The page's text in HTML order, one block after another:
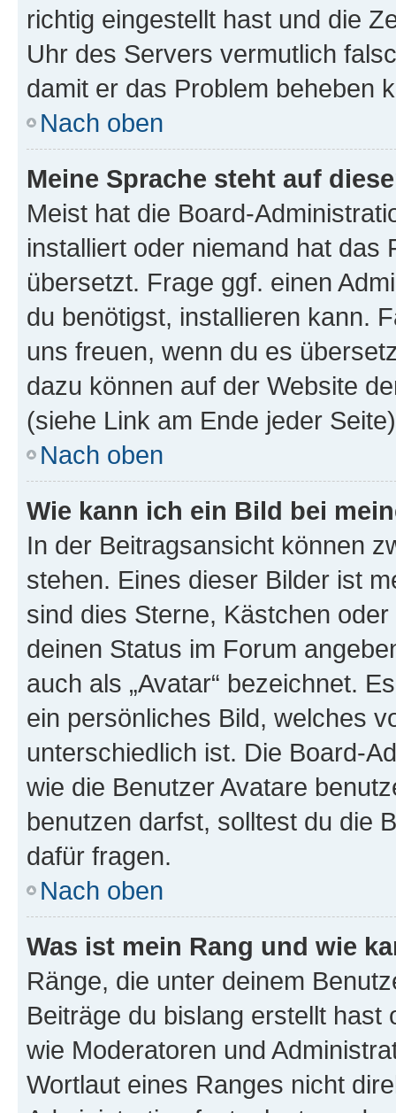
richtig eingestellt hast und die
Uhr des Servers vermutlich
damit er das Problem beheben
Nach oben
Meine Sprache steht auf
Meist hat die Board-
installiert oder niemand hat das
übersetzt. Frage ggf. einen
du benötigst, installieren kann.
uns freuen, wenn du es
dazu können auf der Website
(siehe Link am Ende jeder
Nach oben
Wie kann ich ein Bild bei
In der Beitragsansicht können
stehen. Eines dieser Bilder ist
sind dies Sterne, Kästchen
deinen Status im Forum
auch als „Avatar“ bezeichnet.
ein persönliches Bild, welches
unterschiedlich ist. Die Board-
wie die Benutzer Avatare
benutzen darfst, solltest du die
dafür fragen.
Nach oben
Was ist mein Rang und wie
Ränge, die unter deinem
Beiträge du bislang erstellt
wie Moderatoren und
Wortlaut eines Ranges nicht